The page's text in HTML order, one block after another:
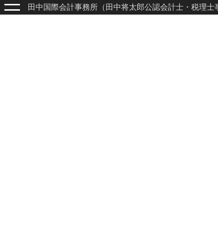
田中国際会計事務所（田中将太郎公認会計士・税理士